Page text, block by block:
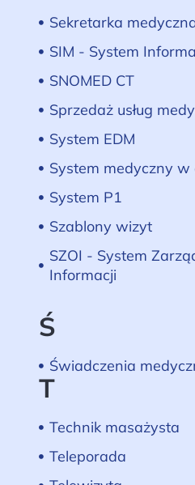
Sekretarka
SIM - System
SNOMED CT
Sprzedaż usług
System EDM
System medyczny w
System P1
Szablony wizyt
SZOI - System
Informacji
Ś
Świadczenia
T
Technik masażysta
Teleporada